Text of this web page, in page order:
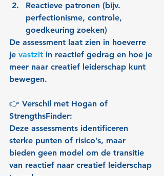
Reactieve patronen (bijv.
perfectionisme, controle,
goedkeuring zoeken)
De assessment laat zien in hoeverre
je vastzit in reactief gedrag en hoe je
meer naar creatief leiderschap kunt
bewegen.
👉 Verschil met Hogan of
StrengthsFinder:
Deze assessments identificeren
sterke punten of risico’s, maar
bieden geen model om de transitie
van reactief naar creatief leiderschap